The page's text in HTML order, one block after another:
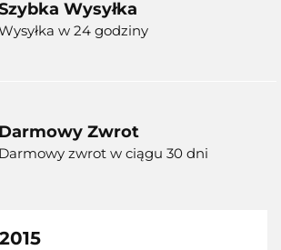
Wysyłka
w 24 godziny
Darmowy Zwrot
Darmowy zwrot w ciągu 30 dni